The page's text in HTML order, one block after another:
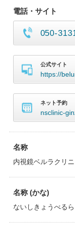
電話・サイト
050-
公式サイト
https://
ネット予約
nsclinic-
名称
内視鏡ベルラクリ
名称 (かな)
ないしきょうべる